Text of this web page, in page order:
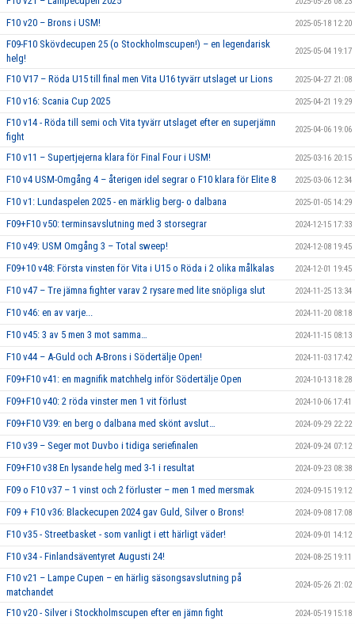
F10 v20 – Brons i USM! 2025-05-18 12:20
F09-F10 Skövdecupen 25 (o Stockholmscupen!) – en legendarisk
helg!
2025-05-04 19:17
F10 V17 – Röda U15 till final men Vita U16 tyvärr utslaget ur Lions 2025-04-27 21:08
F10 v16: Scania Cup 2025 2025-04-21 19:29
F10 v14 - Röda till semi och Vita tyvärr utslaget efter en superjämn
fight
2025-04-06 19:06
F10 v11 – Supertjejerna klara för Final Four i USM! 2025-03-16 20:15
F10 v4 USM-Omgång 4 – återigen idel segrar o F10 klara för Elite 8 2025-03-06 12:34
F10 v1: Lundaspelen 2025 - en märklig berg- o dalbana 2025-01-05 14:29
F09+F10 v50: terminsavslutning med 3 storsegrar 2024-12-15 17:33
F10 v49: USM Omgång 3 – Total sweep! 2024-12-08 19:45
F09+10 v48: Första vinsten för Vita i U15 o Röda i 2 olika målkalas 2024-12-01 19:45
F10 v47 – Tre jämna fighter varav 2 rysare med lite snöpliga slut 2024-11-25 13:34
F10 v46: en av varje... 2024-11-20 08:18
F10 v45: 3 av 5 men 3 mot samma… 2024-11-15 08:13
F10 v44 – A-Guld och A-Brons i Södertälje Open! 2024-11-03 17:42
F09+F10 v41: en magnifik matchhelg inför Södertälje Open 2024-10-13 18:28
F09+F10 v40: 2 röda vinster men 1 vit förlust 2024-10-06 17:41
F09+F10 V39: en berg o dalbana med skönt avslut… 2024-09-29 22:22
F10 v39 – Seger mot Duvbo i tidiga seriefinalen 2024-09-24 07:12
F09+F10 v38 En lysande helg med 3-1 i resultat 2024-09-23 08:38
F09 o F10 v37 – 1 vinst och 2 förluster – men 1 med mersmak 2024-09-15 19:12
F09 + F10 v36: Blackecupen 2024 gav Guld, Silver o Brons! 2024-09-08 17:08
F10 v35 - Streetbasket - som vanligt i ett härligt väder! 2024-09-01 14:12
F10 v34 - Finlandsäventyret Augusti 24! 2024-08-25 19:11
F10 v21 – Lampe Cupen – en härlig säsongsavslutning på
matchandet
2024-05-26 21:02
F10 v20 - Silver i Stockholmscupen efter en jämn fight 2024-05-19 15:18